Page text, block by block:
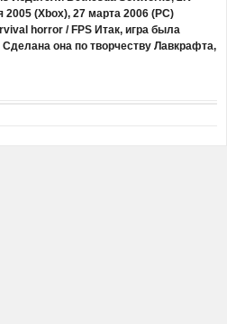
(Xbox), 27 марта 2006 (PC)
horror / FPS Итак, игра была
она по творчеству Лавкрафта,